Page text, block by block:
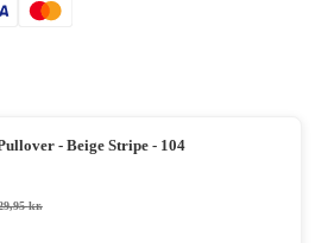
- Beige Stripe - 104
kr.